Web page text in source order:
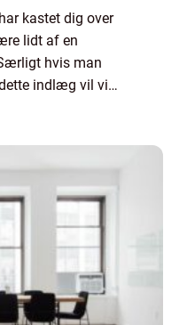
kastet dig over
lidt af en
hvis man
indlæg vil vi